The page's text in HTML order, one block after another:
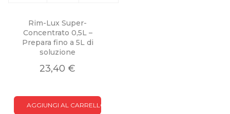
Rim-Lux Super-
Concentrato 0,5L –
Prepara fino a 5L di
soluzione
23,40 €
AGGIUNGI AL CARRELLO